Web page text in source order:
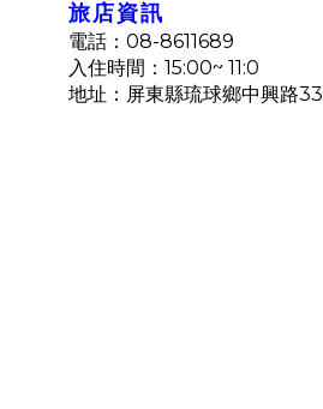
旅店資訊
電話： 08-8611689
入住時間： 15:00~ 11:0
地址：屏東縣琉球鄉中興路33